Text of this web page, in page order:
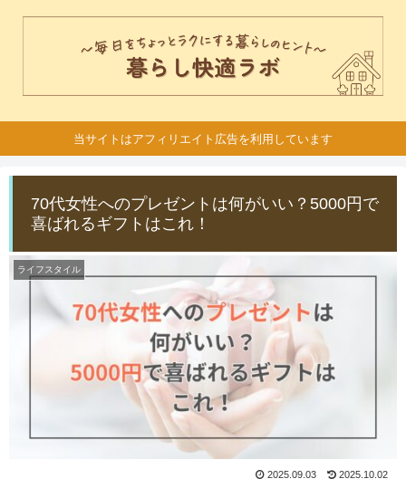
当サイトはアフィリエイト広告を利用しています
70代女性へのプレゼントは何がいい？5000円で
喜ばれるギフトはこれ！
ライフスタイル
2025.09.03 2025.10.02